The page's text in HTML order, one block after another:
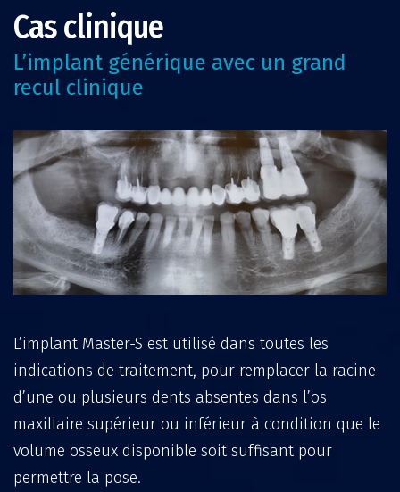
Cas clinique
L’implant générique avec un grand
recul clinique
L’implant Master-S est utilisé dans toutes les
indications de traitement, pour remplacer la racine
d’une ou plusieurs dents absentes dans l’os
maxillaire supérieur ou inférieur à condition que le
volume osseux disponible soit suffisant pour
permettre la pose.